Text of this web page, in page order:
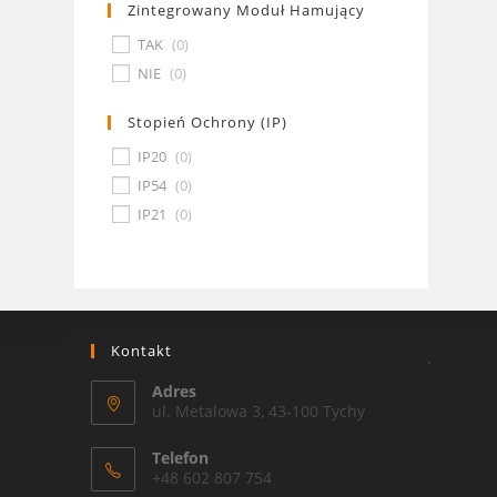
Zintegrowany Moduł Hamujący
TAK (0)
NIE (0)
Stopień Ochrony (IP)
IP20 (0)
IP54 (0)
IP21 (0)
Kontakt
Adres
ul. Metalowa 3, 43-100 Tychy
Telefon
+48 602 807 754
.